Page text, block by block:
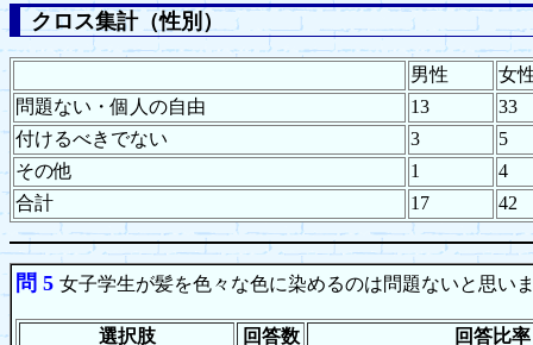
クロス集計（性別）
男性
女
問題ない・個人の自由
13
33
付けるべきでない
3
5
その他
1
4
合計
17 42
問 5 女子学生が髪を色々な色に染めるのは問題ないと思い
選択肢 回答数
回答比率